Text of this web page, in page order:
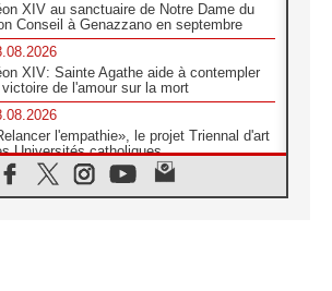
XIV au sanctuaire de Notre Dame du
Conseil à Genazzano en septembre
XIV: Sainte Agathe aide à contempler
victoire de l'amour sur la mort
l'empathie», le projet Triennal d'art
Universités catholiques
2026, donner la parole aux religieuses